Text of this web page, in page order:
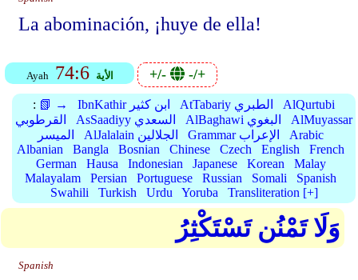
La abominación, ¡huye de ella!
Ayah 74:6 الأية +/- -/+
: 📗 → IbnKathir ابن كثير AtTabariy الطبري
AlQurtubi
القرطوبي
AsSaadiyy السعدي AlBaghawi البغوي
AlMuyassar
الميسر
AlJalalain الجلالين Grammar الإعراب
Arabic
Albanian
Bangla Bosnian Chinese Czech English
French
German
Hausa Indonesian Japanese Korean
Malay
Malayalam
Persian Portuguese Russian Somali
Spanish
Swahili
Turkish Urdu Yoruba Transliteration [+]
وَلَا تَمْنُن تَسْتَكْثِرُ
Spanish